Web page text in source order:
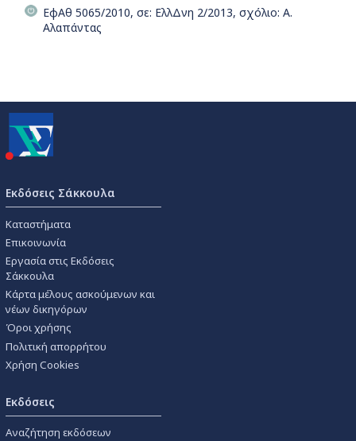
ΕφΑθ 5065/2010, σε: ΕλλΔνη 2/2013, σχόλιο: Α.
Αλαπάντας
Εκδόσεις Σάκκουλα
Καταστήματα
Επικοινωνία
Εργασία στις Εκδόσεις
Σάκκουλα
Κάρτα μέλους ασκούμενων και
νέων δικηγόρων
Όροι χρήσης
Πολιτική απορρήτου
Χρήση Cookies
Εκδόσεις
Αναζήτηση εκδόσεων